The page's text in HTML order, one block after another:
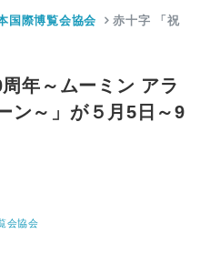
国際博覧会協会 赤十字 「祝
年～ムーミン アラ
ン～」が５月5日～9
会協会